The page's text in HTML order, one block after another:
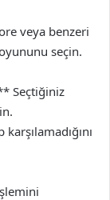
veya benzeri
seçin.
Seçtiğiniz